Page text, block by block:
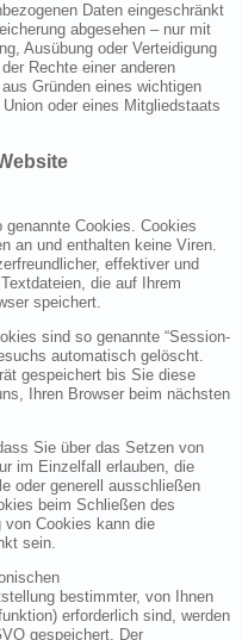
Daten eingeschränkt
abgesehen – nur mit
Ausübung oder Verteidigung
Rechte einer anderen
Gründen eines wichtigen
oder eines Mitgliedstaats
genannte Cookies. Cookies
an und enthalten keine Viren.
effektiver und
die auf Ihrem
speichert.
sind so genannte “Session-
automatisch gelöscht.
gespeichert bis Sie diese
Ihren Browser beim nächsten
Sie über das Setzen von
im Einzelfall erlauben, die
oder generell ausschließen
beim Schließen des
von Cookies kann die
sein.
bestimmter, von Ihnen
erforderlich sind, werden
gespeichert. Der